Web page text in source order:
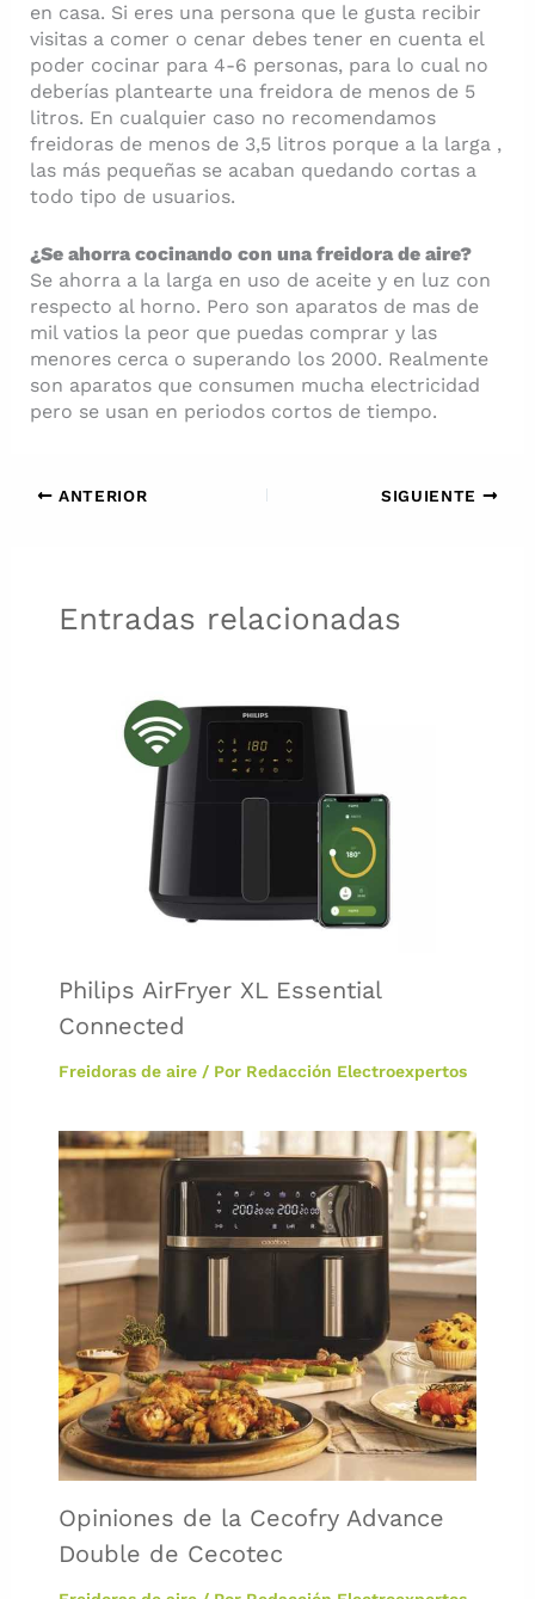
en casa. Si eres una persona que le gusta recibir
visitas a comer o cenar debes tener en cuenta el
poder cocinar para 4-6 personas, para lo cual no
deberías plantearte una freidora de menos de 5
litros. En cualquier caso no recomendamos
freidoras de menos de 3,5 litros porque a la larga ,
las más pequeñas se acaban quedando cortas a
todo tipo de usuarios.
¿Se ahorra cocinando con una freidora de aire?
Se ahorra a la larga en uso de aceite y en luz con
respecto al horno. Pero son aparatos de mas de
mil vatios la peor que puedas comprar y las
menores cerca o superando los 2000. Realmente
son aparatos que consumen mucha electricidad
pero se usan en periodos cortos de tiempo.
ANTERIOR SIGUIENTE
Entradas relacionadas
Philips AirFryer XL Essential
Connected
Freidoras de aire/ Por Redacción Electroexpertos
Opiniones de la Cecofry Advance
Double de Cecotec